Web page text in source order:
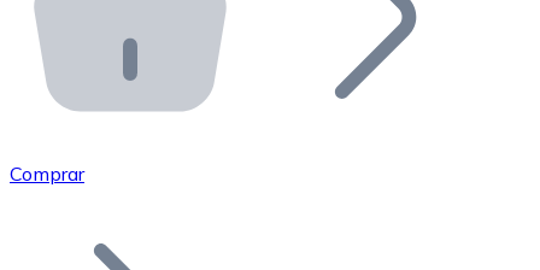
API Bitnovo
Integre nossa API no seu ecossistema.
Junte-se à nossa rede de revendedores e comercialize
Adicione o token do seu projeto ao nosso serviço de
Comprar